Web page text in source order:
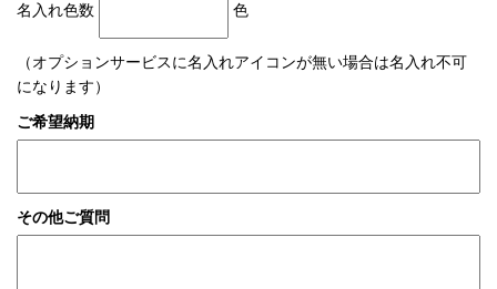
名入れ色数 色
（オプションサービスに名入れアイコンが無い場合は名入れ不可
になります）
ご希望納期
その他ご質問